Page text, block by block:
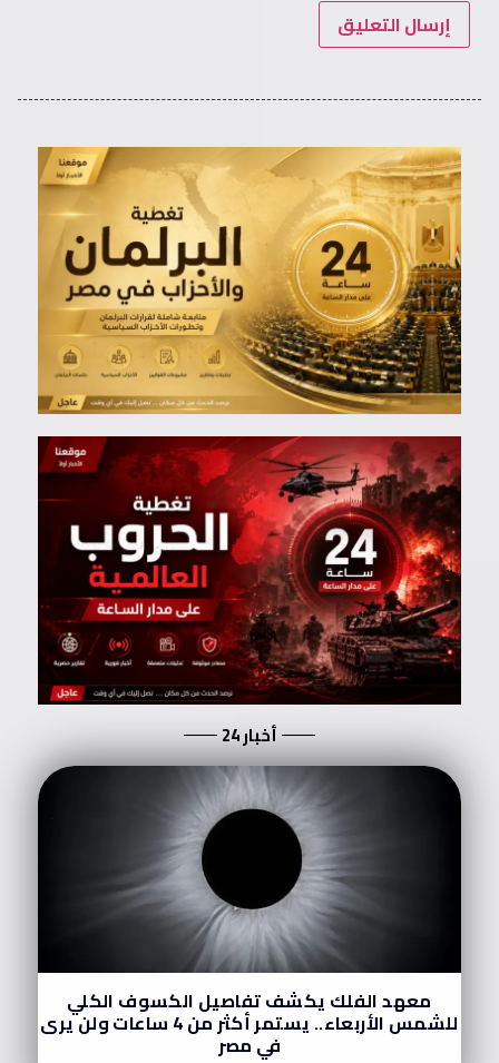
أخبار 24
معهد الفلك يكشف تفاصيل الكسوف الكلي
للشمس الأربعاء.. يستمر أكثر من 4 ساعات ولن يرى
في مصر